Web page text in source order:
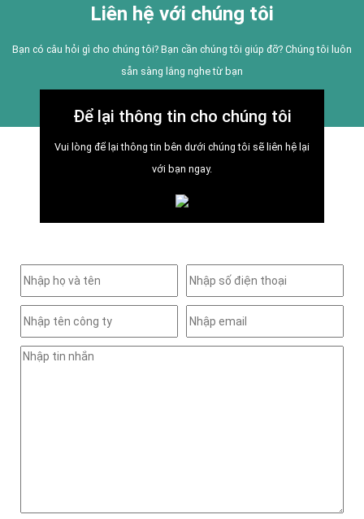
Liên hệ với chúng tôi
Bạn có câu hỏi gì cho chúng tôi? Bạn cần chúng tôi giúp đỡ? Chúng tôi luôn
sẵn sàng lắng nghe từ bạn
Để lại thông tin cho chúng tôi
Vui lòng để lại thông tin bên dưới chúng tôi sẽ liên hệ lại
với bạn ngay.